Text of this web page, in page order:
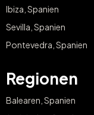
Ibiza, Spanien
Sevilla, Spanien
Pontevedra, Spanien
Regionen
Balearen, Spanien